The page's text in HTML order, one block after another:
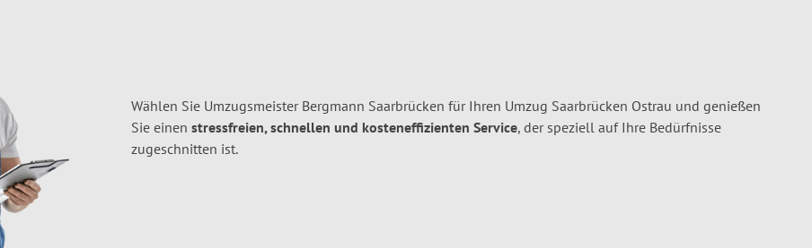
Wählen Sie Umzugsmeister Bergmann Saarbrücken für Ihren Umzug Saarbrücken Ostrau und genießen
Sie einen stressfreien, schnellen und kosteneffizienten Service, der speziell auf Ihre Bedürfnisse
zugeschnitten ist.